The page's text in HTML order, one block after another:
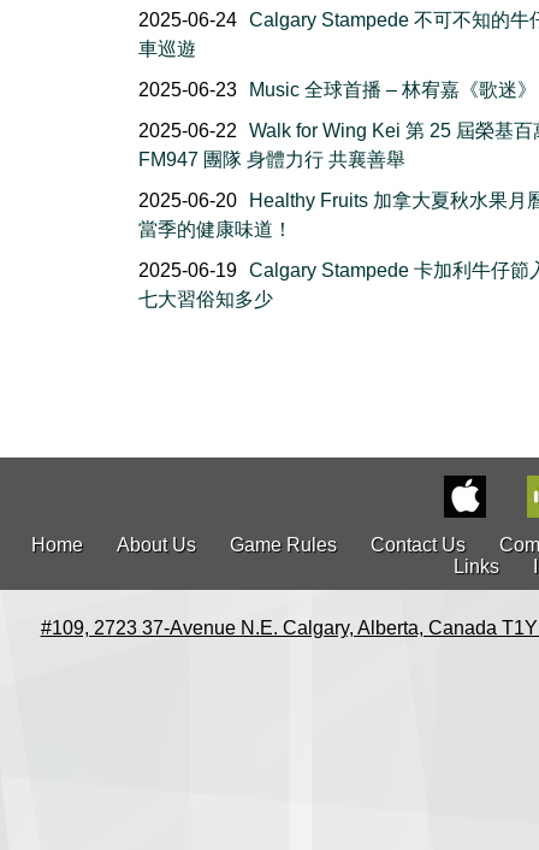
2025-06-24 Calgary Stampede 不可不知的牛
車巡遊
2025-06-23
Music 全球首播 – 林宥嘉《歌迷》
2025-06-22
Walk for Wing Kei 第 25 屆榮基百
FM947 團隊 身體力行 共襄善舉
2025-06-20
Healthy Fruits 加拿大夏秋水果月
當季的健康味道！
2025-06-19 Calgary Stampede 卡加利牛仔節
七大習俗知多少
Home About Us Game Rules Contact Us
Links
#109, 2723 37-Avenue N.E. Calgary, Alberta, Canada